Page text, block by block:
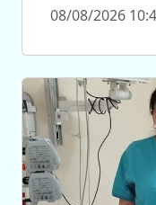
08/08/2026